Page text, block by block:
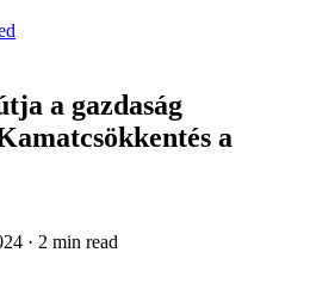
a gazdaság
a
· 2 min read